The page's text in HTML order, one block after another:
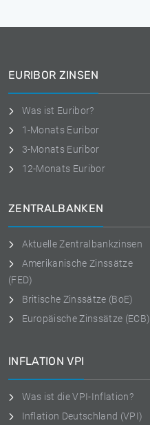
EURIBOR ZINSEN
Was ist Euribor?
1-Monats Euribor
3-Monats Euribor
12-Monats Euribor
ZENTRALBANKEN
Aktuelle Zentralbankzinsen
Amerikanische Zinssätze
(FED)
Britische Zinssätze (BoE)
Europäische Zinssätze (ECB)
INFLATION VPI
Was ist die VPI-Inflation?
Inflation Deutschland (VPI)